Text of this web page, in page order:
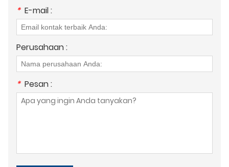
* E-mail :
Perusahaan :
* Pesan :